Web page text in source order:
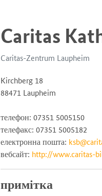
Caritas
Caritas-Zentrum Laupheim
Kirchberg 18
88471 Laupheim
телефон: 07351 5005150
телефакс: 07351 5005182
електронна пошта:
вебсайт: http://www.caritas-
примітка